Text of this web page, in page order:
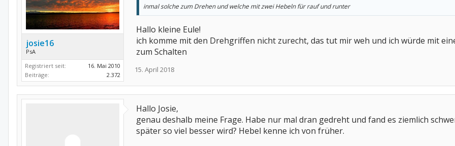
josie16
PsA
Registriert seit:
16. Mai 2010
Beiträge:
2.372
inmal solche zum Drehen und welche mit zwei Hebeln für rauf und runter
Hallo kleine Eule!
ich komme mit den Drehgriffen nicht zurecht, das tut mir weh und ich würde mit
zum Schalten
15. April 2018
Hallo Josie,
genau deshalb meine Frage. Habe nur mal dran gedreht und fand es ziemlich
später so viel besser wird? Hebel kenne ich von früher.